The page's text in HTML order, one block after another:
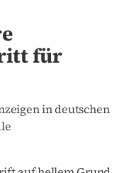
für
in deutschen